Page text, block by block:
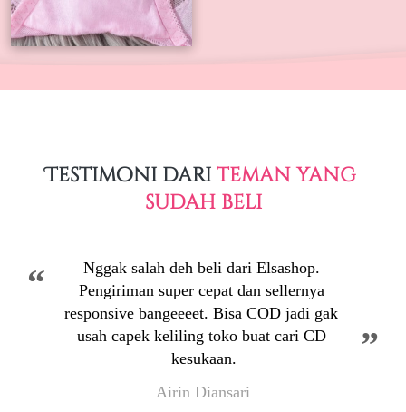
Testimoni dari teman yang
sudah beli
“
Nggak salah deh beli dari Elsashop.
Pengiriman super cepat dan sellernya
responsive bangeeeet. Bisa COD jadi gak
usah capek keliling toko buat cari CD
kesukaan.
”
Airin Diansari